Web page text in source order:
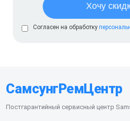
Согласен на обработку
СамсунгРемЦентр
Постгарантийный сервисный центр